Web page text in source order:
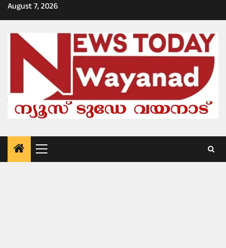
Skip
to
August 7, 2026
Primary
Menu